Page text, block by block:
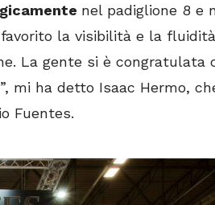
nel padiglione 8 e
favorito la visibilità e la
La gente si è congratulata
mi ha detto Isaac Hermo,
Fuentes.